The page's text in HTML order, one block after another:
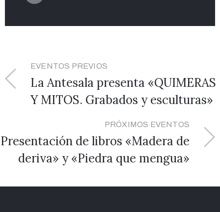
EVENTOS PREVIOS
La Antesala presenta «QUIMERAS
Y MITOS. Grabados y esculturas»
PRÓXIMOS EVENTOS
Presentación de libros «Madera de
deriva» y «Piedra que mengua»